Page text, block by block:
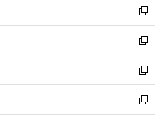
く
で
開
く
ド
ウ
で
開
く
ィ
ン
ド
ウ
で
開
く
い
ウ
ィ
ン
ド
ウ
で
開
新
し
い
ウ
ィ
ン
ド
ウ
新
し
い
ウ
ィ
ン
新
し
い
ウ
新
し